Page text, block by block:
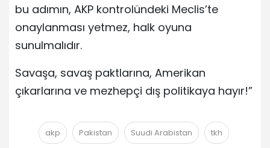
bu adımın, AKP kontrolündeki Meclis’te
onaylanması yetmez, halk oyuna
sunulmalıdır.
Savaşa, savaş paktlarına, Amerikan
çıkarlarına ve mezhepçi dış politikaya hayır!”
akp Pakistan Suudi Arabistan tkh